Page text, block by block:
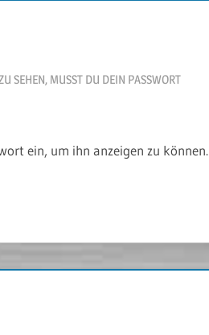
SEHEN, MUSST DU DEIN PASSWORT
ein, um ihn anzeigen zu können.